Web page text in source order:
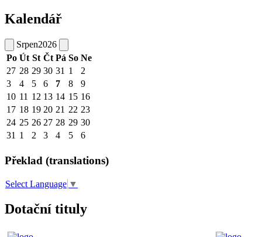
Kalendář
Srpen2026
Po Út St Čt Pá So Ne
27 28 29 30 31 1
2
3
4 5 6 7 8
9
10 11 12 13 14 15 16
17 18 19 20 21 22 23
24 25 26 27 28 29 30
31 1 2 3 4 5 6
Překlad (translations)
Select Language ▼
Dotační tituly